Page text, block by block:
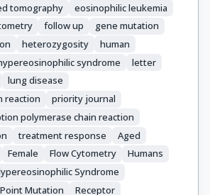
tomography
eosinophilic leukemia
follow up
gene mutation
heterozygosity
human
syndrome
letter
lung disease
reaction
priority journal
polymerase chain reaction
treatment response
Aged
Female Flow Cytometry
Humans
Syndrome
Point Mutation
Receptor